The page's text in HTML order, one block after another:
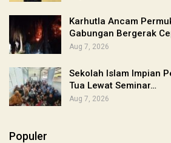
Karhutla Ancam
Gabungan Bergerak
Aug 7, 2026
Sekolah Islam Impian
Tua Lewat Seminar…
Aug 7, 2026
Populer